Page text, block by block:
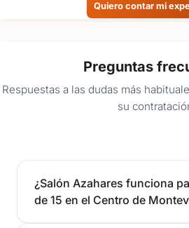
Quiero contar mi
Preguntas
Respuestas a las dudas más
su
¿Salón Azahares funciona
de 15 en el Centro de